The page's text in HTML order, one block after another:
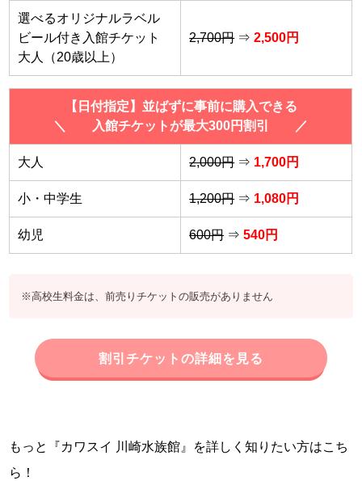
選べるオリジナルラベル
ビール付き入館チケット
大人（20歳以上）
2,700円⇒2,500円
【日付指定】並ばずに事前に購入できる
＼ 入館チケットが最大300円割引 ／
大人 2,000円⇒ 1,700円
小・中学生 1,200円⇒ 1,080円
幼児 600円⇒540円
※高校生料金は、前売りチケットの販売がありません
割引チケットの詳細を見る
もっと『カワスイ 川崎水族館』を詳しく知りたい方はこち
ら！